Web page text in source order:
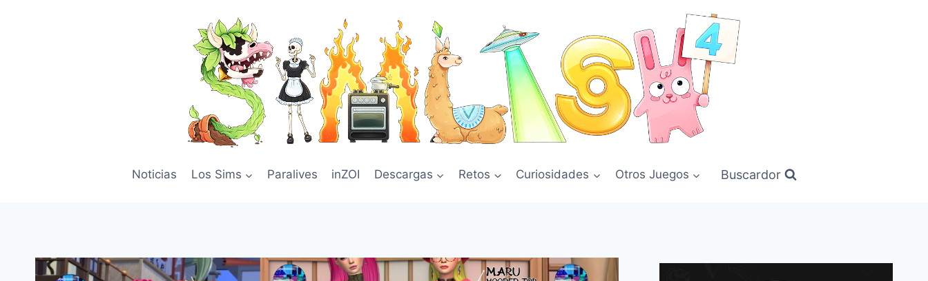
Noticias Los Sims Paralives inZOI Descargas Retos Curiosidades Otros Juegos Buscardor